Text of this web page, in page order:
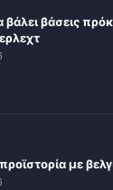
βάσεις
με